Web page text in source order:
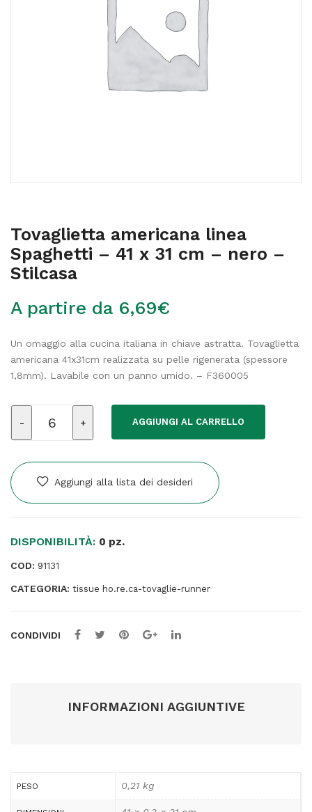
Tovaglietta americana linea
Spaghetti – 41 x 31 cm – nero –
Stilcasa
A partire da 6,69€
Un omaggio alla cucina italiana in chiave astratta. Tovaglietta
americana 41x31cm realizzata su pelle rigenerata (spessore
1,8mm). Lavabile con un panno umido. – F360005
americana
Spaghetti
cm
-
AGGIUNGI AL CARRELLO
Aggiungi alla lista dei desideri
DISPONIBILITÀ: 0 pz.
COD: 91131
CATEGORIA: tissue ho.re.ca-tovaglie-runner
CONDIVIDI
INFORMAZIONI AGGIUNTIVE
PESO 0,21 kg